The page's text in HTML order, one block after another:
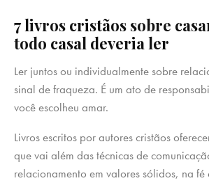
7 livros cristãos sobre
todo casal deveria ler
Ler juntos ou individualmente sobre
sinal de fraqueza. É um ato de
você escolheu amar.
Livros escritos por autores cristãos
que vai além das técnicas de
relacionamento em valores sólidos, na